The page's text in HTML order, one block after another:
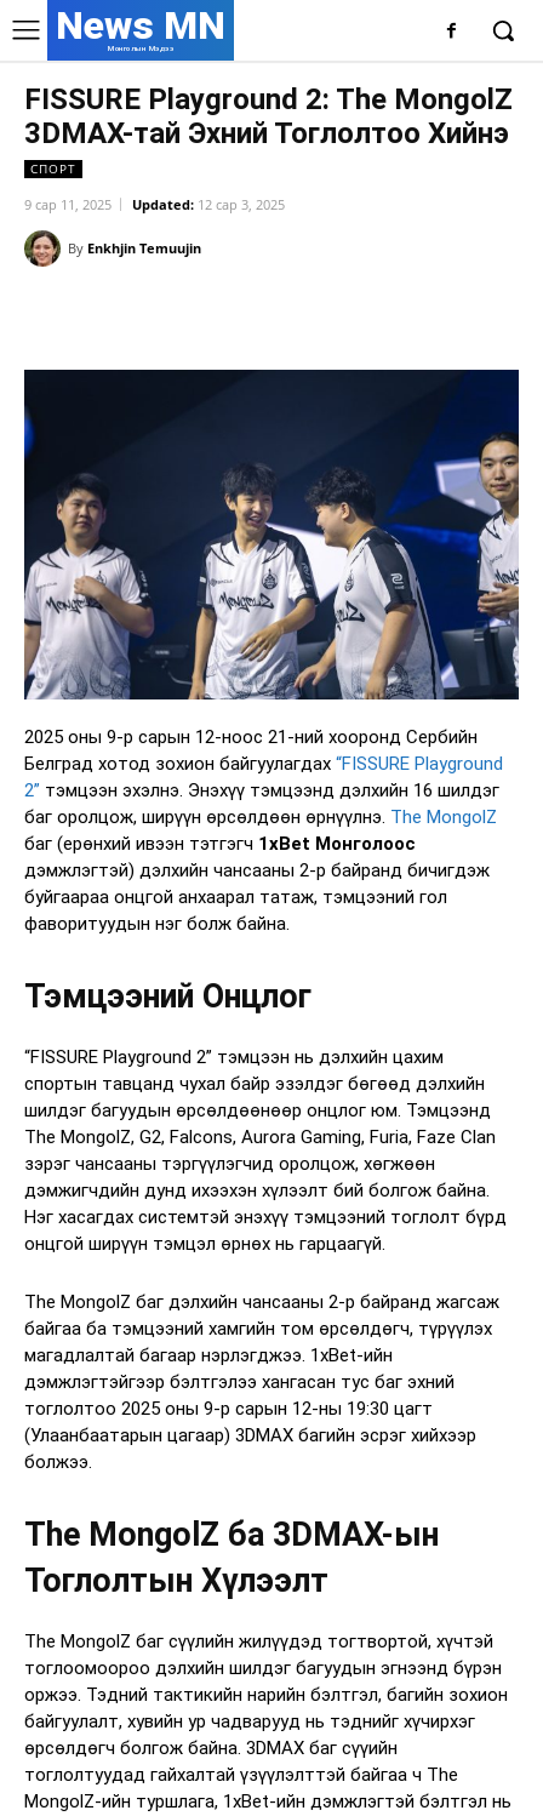
News MN
Монголын Мэдээ
FISSURE Playground 2: The MongolZ
3DMAX-тай Эхний Тоглолтоо Хийнэ
СПОРТ
9 сар 11, 2025 Updated: 12 сар 3, 2025
By Enkhjin Temuujin
2025 оны 9-р сарын 12-ноос 21-ний хооронд Сербийн
Белград хотод зохион байгуулагдах “FISSURE Playground
2” тэмцээн эхэлнэ. Энэхүү тэмцээнд дэлхийн 16 шилдэг
баг оролцож, ширүүн өрсөлдөөн өрнүүлнэ. The MongolZ
баг (ерөнхий ивээн тэтгэгч 1xBet Монголоос
дэмжлэгтэй) дэлхийн чансааны 2-р байранд бичигдэж
буйгаараа онцгой анхаарал татаж, тэмцээний гол
фаворитуудын нэг болж байна.
Тэмцээний Онцлог
“FISSURE Playground 2” тэмцээн нь дэлхийн цахим
спортын тавцанд чухал байр эзэлдэг бөгөөд дэлхийн
шилдэг багуудын өрсөлдөөнөөр онцлог юм. Тэмцээнд
The MongolZ, G2, Falcons, Aurora Gaming, Furia, Faze Clan
зэрэг чансааны тэргүүлэгчид оролцож, хөгжөөн
дэмжигчдийн дунд ихээхэн хүлээлт бий болгож байна.
Нэг хасагдах системтэй энэхүү тэмцээний тоглолт бүрд
онцгой ширүүн тэмцэл өрнөх нь гарцаагүй.
The MongolZ баг дэлхийн чансааны 2-р байранд жагсаж
байгаа ба тэмцээний хамгийн том өрсөлдөгч, түрүүлэх
магадлалтай багаар нэрлэгджээ. 1xBet-ийн
дэмжлэгтэйгээр бэлтгэлээ хангасан тус баг эхний
тоглолтоо 2025 оны 9-р сарын 12-ны 19:30 цагт
(Улаанбаатарын цагаар) 3DMAX багийн эсрэг хийхээр
болжээ.
The MongolZ ба 3DMAX-ын
Тоглолтын Хүлээлт
The MongolZ баг сүүлийн жилүүдэд тогтвортой, хүчтэй
тоглоомоороо дэлхийн шилдэг багуудын эгнээнд бүрэн
оржээ. Тэдний тактикийн нарийн бэлтгэл, багийн зохион
байгуулалт, хувийн ур чадварууд нь тэднийг хүчирхэг
өрсөлдөгч болгож байна. 3DMAX баг сүүийн
тоглолтуудад гайхалтай үзүүлэлттэй байгаа ч The
MongolZ-ийн туршлага, 1xBet-ийн дэмжлэгтэй бэлтгэл нь